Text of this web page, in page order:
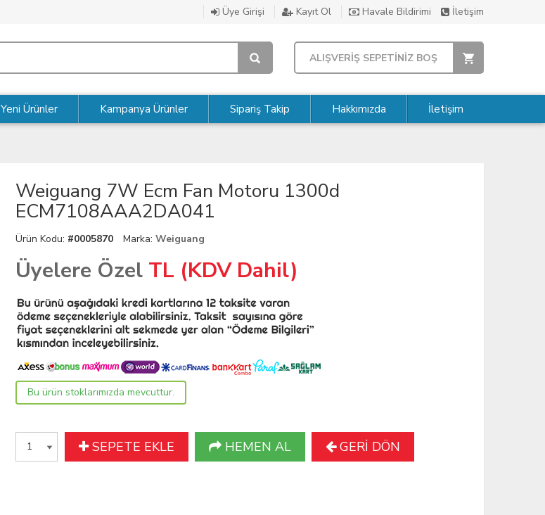
Üye Girişi Kayıt Ol Havale Bildirimi İletişim
ALIŞVERİŞ SEPETİNİZ BOŞ
Yeni Ürünler Kampanya Ürünler Sipariş Takip Hakkımızda İletişim
Weiguang 7W Ecm Fan Motoru 1300d
ECM7108AAA2DA041
Ürün Kodu: #0005870 Marka:Weiguang
Üyelere Özel TL (KDV Dahil)
Bu ürün stoklarımızda mevcuttur.
SEPETE EKLE HEMEN AL GERİ DÖN